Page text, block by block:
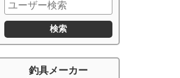
釣具メーカー